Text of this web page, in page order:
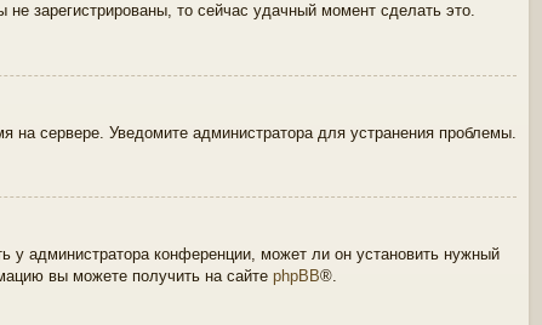
зарегистрированы, то сейчас удачный момент сделать это.
на сервере. Уведомите администратора для устранения проблемы.
у администратора конференции, может ли он установить нужный
вы можете получить на сайте phpBB®.